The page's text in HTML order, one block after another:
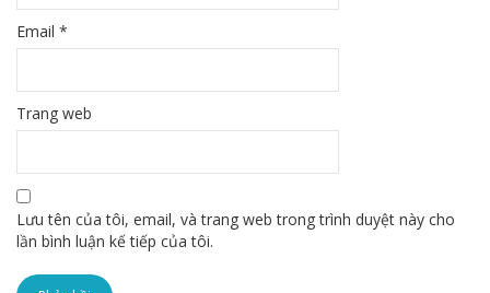
Email *
Trang web
Lưu tên của tôi, email, và trang web trong trình duyệt này cho
lần bình luận kế tiếp của tôi.